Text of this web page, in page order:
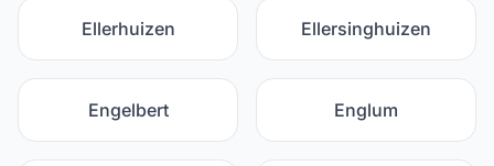
Ellerhuizen Ellersinghuizen
Engelbert Englum